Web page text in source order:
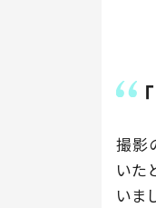
撮影
いた
いま